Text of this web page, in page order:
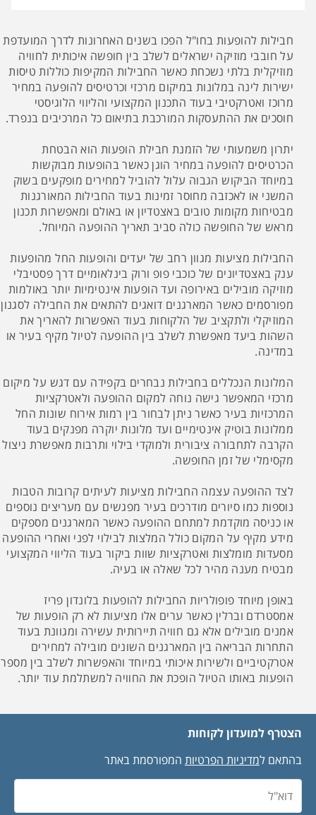
חבילות להופעות בחו"ל הפכו בשנים האחרונות לדרך המועדפת
על חובבי מוזיקה ישראלים לשלב בין חופשה איכותית לחוויה
מוזיקלית בלתי נשכחת כאשר החבילות המקיפות כוללות טיסות
ישירות לינה במלונות במיקום מרכזי וכרטיסים להופעה במחיר
מרוכז ואטרקטיבי בעוד התכנון המקצועי והליווי הלוגיסטי
חוסכים את ההתעסקות המורכבת בתיאום כל המרכיבים בנפרד.
יתרון משמעותי של הזמנת חבילת הופעות הוא הבטחת
הכרטיסים להופעה במחיר הוגן כאשר בהופעות מבוקשות
במיוחד הביקוש הגבוה עלול להוביל למחירים מופקעים בשוק
המשני או לאכזבה מחוסר זמינות בעוד החבילות המאורגנות
מבטיחות מקומות טובים באצטדיון או באולם ומאפשרות תכנון
מראש של החופשה כולה סביב תאריך ההופעה המיוחל.
החבילות מציעות מגוון רחב של יעדים והופעות החל מהופעות
ענק באצטדיונים של כוכבי פופ ורוק בינלאומיים דרך פסטיבלי
מוזיקה מובילים באירופה ועד הופעות אינטימיות יותר באולמות
מפורסמים כאשר המארגנים דואגים להתאים את החבילה לסגנון
המוזיקלי ולתקציב של הלקוחות בעוד האפשרות להאריך את
השהות ביעד מאפשרת לשלב בין ההופעה לטיול מקיף בעיר או
במדינה.
המלונות הנכללים בחבילות נבחרים בקפידה עם דגש על מיקום
מרכזי המאפשר גישה נוחה למקום ההופעה ולאטרקציות
המרכזיות בעיר כאשר ניתן לבחור בין רמות אירוח שונות החל
ממלונות בוטיק אינטימיים ועד מלונות יוקרה מפנקים בעוד
הקרבה לתחבורה ציבורית ולמוקדי בילוי ותרבות מאפשרת ניצול
מקסימלי של זמן החופשה.
לצד ההופעה עצמה החבילות מציעות לעיתים קרובות הטבות
נוספות כמו סיורים מודרכים בעיר מפגשים עם מעריצים נוספים
או כניסה מוקדמת למתחם ההופעה כאשר המארגנים מספקים
מידע מקיף על המקום כולל המלצות לבילוי לפני ואחרי ההופעה
מסעדות מומלצות ואטרקציות שוות ביקור בעוד הליווי המקצועי
מבטיח מענה מהיר לכל שאלה או בעיה.
באופן מיוחד פופולריות החבילות להופעות בלונדון פריז
אמסטרדם וברלין כאשר ערים אלו מציעות לא רק הופעות של
אמנים מובילים אלא גם חוויה תיירותית עשירה ומגוונת בעוד
התחרות הבריאה בין המארגנים השונים מובילה למחירים
אטרקטיביים ולשירות איכותי במיוחד והאפשרות לשלב בין מספר
הופעות באותו הטיול הופכת את החוויה למשתלמת עוד יותר.
הצטרף למועדון לקוחות
בהתאם למדיניות הפרטיות המפורסמת באתר